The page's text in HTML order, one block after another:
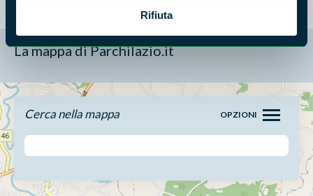
Rifiuta
La mappa di Parchilazio.it
Cerca nella mappa OPZIONI